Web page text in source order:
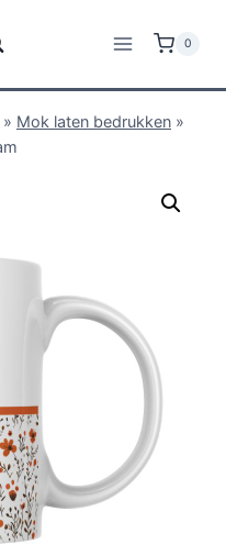
0
» Mok laten bedrukken »